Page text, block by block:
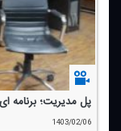
پل مدیریت؛ برنامه
1403/02/06